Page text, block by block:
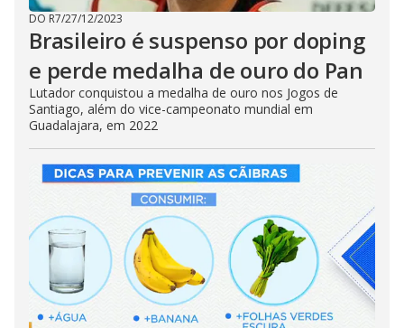
DO R7/27/12/2023
Brasileiro é suspenso por doping
e perde medalha de ouro do Pan
Lutador conquistou a medalha de ouro nos Jogos de
Santiago, além do vice-campeonato mundial em
Guadalajara, em 2022